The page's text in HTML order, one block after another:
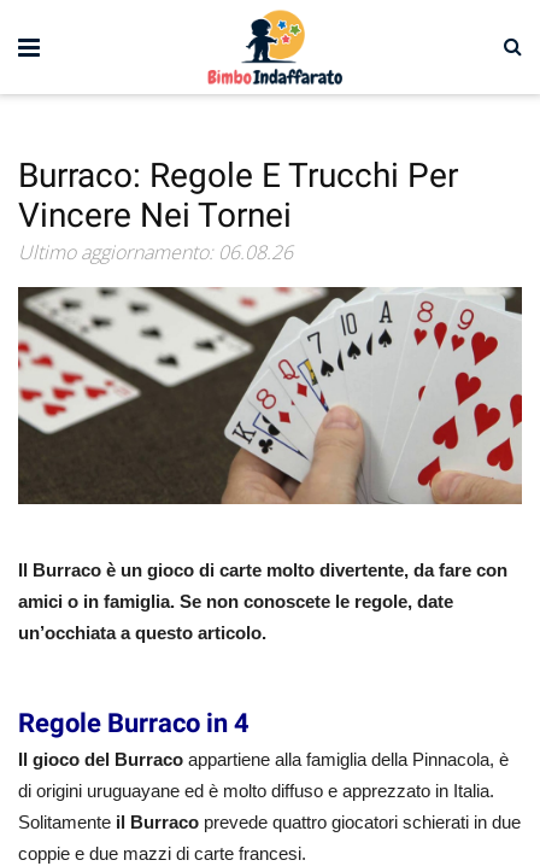
Burraco: Regole E Trucchi Per
Vincere Nei Tornei
Ultimo aggiornamento: 06.08.26
Il Burraco è un gioco di carte molto divertente, da fare con
amici o in famiglia. Se non conoscete le regole, date
un’occhiata a questo articolo.
Regole Burraco in 4
Il gioco del Burraco appartiene alla famiglia della Pinnacola, è
di origini uruguayane ed è molto diffuso e apprezzato in Italia.
Solitamente il Burraco prevede quattro giocatori schierati in due
coppie e due mazzi di carte francesi.